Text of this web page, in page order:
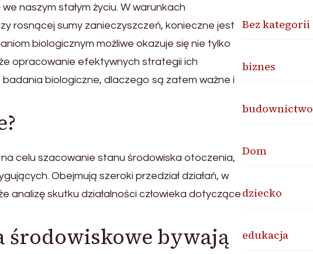
naszym stałym życiu. W warunkach
rosnącej sumy zanieczyszczeń, konieczne jest
biologicznym możliwe okazuje się nie tylko
opracowanie efektywnych strategii ich
biologiczne, dlaczego są zatem ważne i
celu szacowanie stanu środowiska otoczenia,
Obejmują szeroki przedział działań, w
analizę skutku działalności człowieka dotyczące
środowiskowe bywają
Bez kategorii
biznes
budownictwo
Dom
dziecko
edukacja